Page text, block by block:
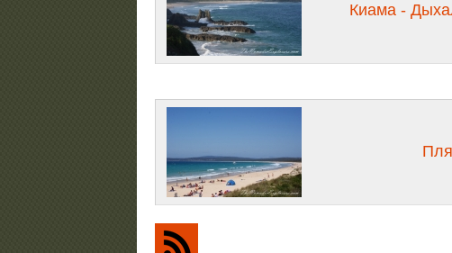
Киама -